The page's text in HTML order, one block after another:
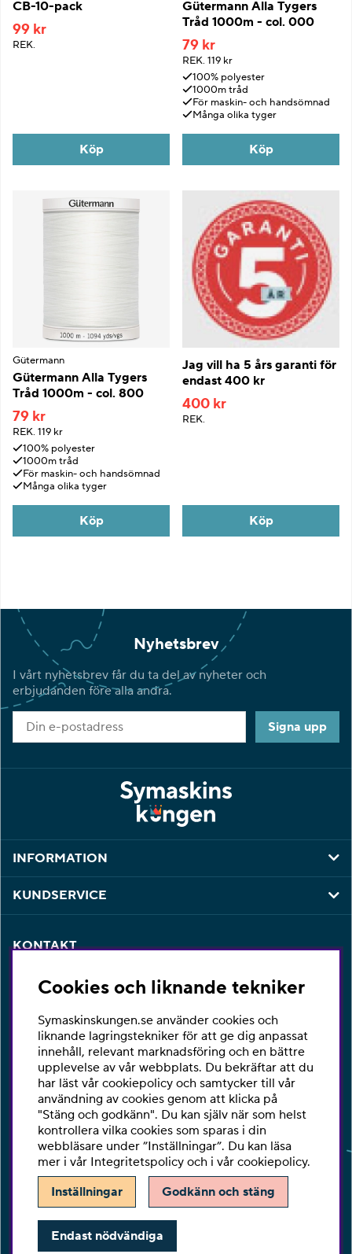
CB-10-pack
99 kr
REK.
Köp
Gütermann Alla Tygers
Tråd 1000m - col. 000
79 kr
REK. 119 kr
100% polyester
1000m tråd
För maskin- och handsömnad
Många olika tyger
Köp
Gütermann
Gütermann Alla Tygers
Tråd 1000m - col. 800
79 kr
REK. 119 kr
100% polyester
1000m tråd
För maskin- och handsömnad
Många olika tyger
Köp
Jag vill ha 5 års garanti för
endast 400 kr
400 kr
REK.
Köp
Nyhetsbrev
I vårt nyhetsbrev får du ta del av nyheter och
erbjudanden före alla andra.
Signa upp
INFORMATION
KUNDSERVICE
KONTAKT
beställning så är du varmt välkommen att kontakta vår
Telefon:010-2518270
E-post:kontakta@symaskinskungen.se
Ångra köp
Copyright © Be-Ge Sy Center AB.
Cookies och liknande tekniker
Symaskinskungen.se använder cookies och
liknande lagringstekniker för att ge dig anpassat
innehåll, relevant marknadsföring och en bättre
upplevelse av vår webbplats. Du bekräftar att du
har läst vår cookiepolicy och samtycker till vår
användning av cookies genom att klicka på
"Stäng och godkänn". Du kan själv när som helst
kontrollera vilka cookies som sparas i din
webbläsare under ”Inställningar”. Du kan läsa
mer i vår Integritetspolicy och i vår cookiepolicy.
Inställningar
Godkänn och stäng
Endast nödvändiga